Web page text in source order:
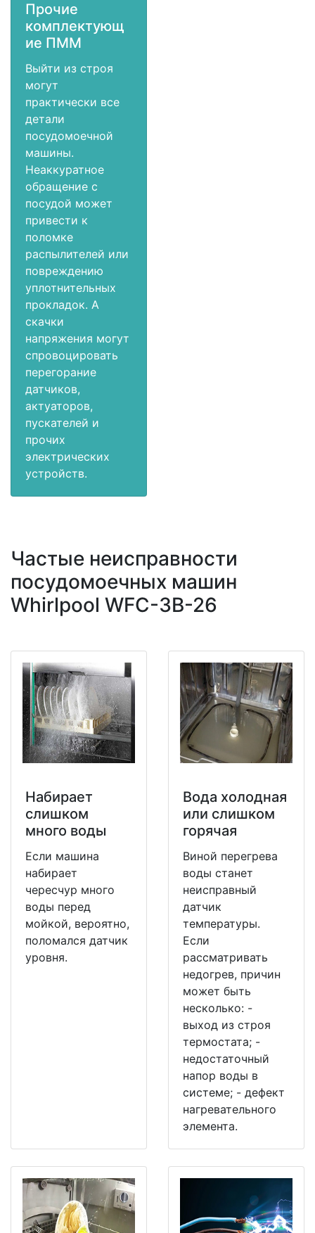
Прочие
комплектующ
ие ПММ
Выйти из строя
могут
практически все
детали
посудомоечной
машины.
Неаккуратное
обращение с
посудой может
привести к
поломке
распылителей или
повреждению
уплотнительных
прокладок. А
скачки
напряжения могут
спровоцировать
перегорание
датчиков,
актуаторов,
пускателей и
прочих
электрических
устройств.
Частые неисправности
посудомоечных машин
Whirlpool WFC-3B-26
Набирает
слишком
много воды
Если машина
набирает
чересчур много
воды перед
мойкой, вероятно,
поломался датчик
уровня.
Вода холодная
или слишком
горячая
Виной перегрева
воды станет
неисправный
датчик
температуры.
Если
рассматривать
недогрев, причин
может быть
несколько: -
выход из строя
термостата; -
недостаточный
напор воды в
системе; - дефект
нагревательного
элемента.